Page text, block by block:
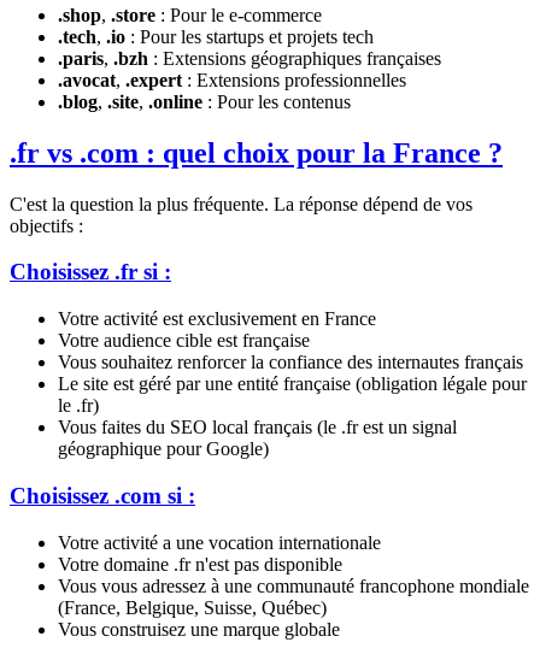
.shop, .store : Pour le e-commerce
.tech, .io : Pour les startups et projets tech
.paris, .bzh : Extensions géographiques françaises
.avocat, .expert : Extensions professionnelles
.blog, .site, .online : Pour les contenus
.fr vs .com : quel choix pour la France ?
C'est la question la plus fréquente. La réponse dépend de vos
objectifs :
Choisissez .fr si :
Votre activité est exclusivement en France
Votre audience cible est française
Vous souhaitez renforcer la confiance des internautes français
Le site est géré par une entité française (obligation légale pour
le .fr)
Vous faites du SEO local français (le .fr est un signal
géographique pour Google)
Choisissez .com si :
Votre activité a une vocation internationale
Votre domaine .fr n'est pas disponible
Vous vous adressez à une communauté francophone mondiale
(France, Belgique, Suisse, Québec)
Vous construisez une marque globale